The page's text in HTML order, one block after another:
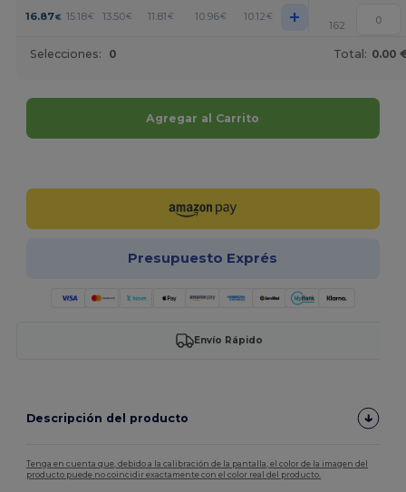
16.87€ 15.18€ 13.50€ 11.81€ 10.96€ 10.12€ + 162
Selecciones: 0 Total: 0.00
Agregar al Carrito
Presupuesto Exprés
Envío Rápido
Descripción del producto
Tenga en cuenta que, debido a la calibración de la pantalla, el color de la imagen del
producto puede no coincidir exactamente con el color real del producto.